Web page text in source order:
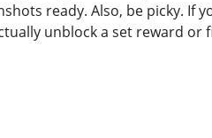
ready. Also, be picky. If
unblock a set reward or